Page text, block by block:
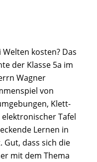
kosten? Das
der Klasse 5a im
Wagner
von
Klett-
Tafel
Lernen in
dass sich die
mit dem Thema